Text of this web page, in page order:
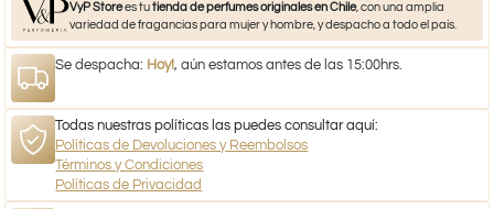
VyP Storees tutienda de perfumes originales en Chile, con una amplia
variedad de fragancias para mujer y hombre, y despacho a todo el país.
Se despacha: Hoy!, aún estamos antes de las 15:00hrs.
Todas nuestras políticas las puedes consultar aquí:
Políticas de Devoluciones y Reembolsos
Términos y Condiciones
Políticas de Privacidad